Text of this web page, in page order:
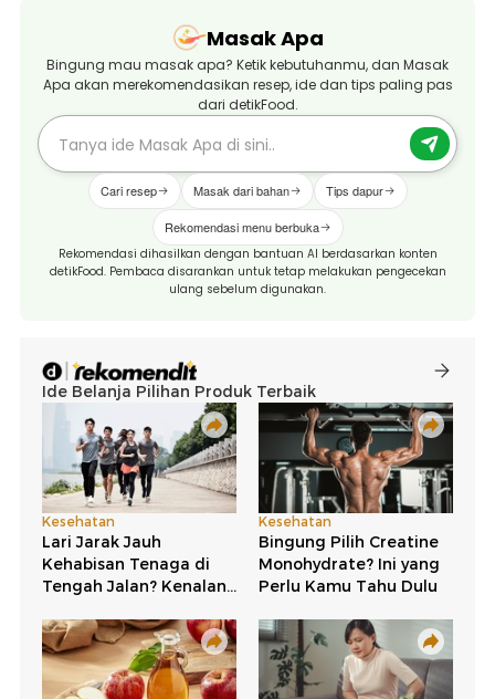
Masak Apa
Bingung mau masak apa? Ketik kebutuhanmu, dan Masak
Apa akan merekomendasikan resep, ide dan tips paling pas
dari detikFood.
Cari resep Masak dari bahan Tips dapur
Rekomendasi menu berbuka
Rekomendasi dihasilkan dengan bantuan AI berdasarkan konten
detikFood. Pembaca disarankan untuk tetap melakukan pengecekan
ulang sebelum digunakan.